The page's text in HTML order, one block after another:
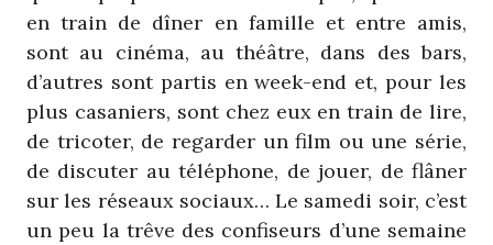
en train de dîner en famille et entre amis,
sont au cinéma, au théâtre, dans des bars,
d’autres sont partis en week-end et, pour les
plus casaniers, sont chez eux en train de lire,
de tricoter, de regarder un film ou une série,
de discuter au téléphone, de jouer, de flâner
sur les réseaux sociaux… Le samedi soir, c’est
un peu la trêve des confiseurs d’une semaine